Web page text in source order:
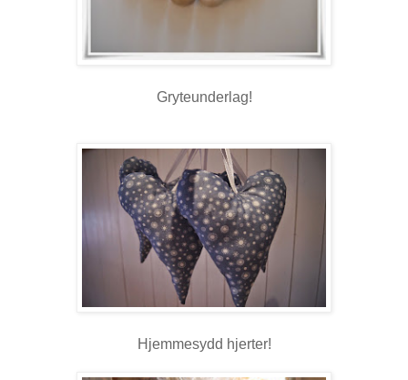
Gryteunderlag!
Hjemmesydd hjerter!